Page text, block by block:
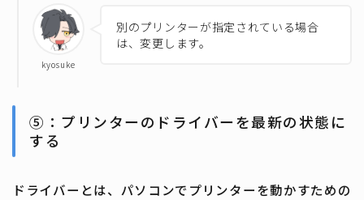
kyosuke
別のプリンターが指定されている場合
は、変更します。
⑤：プリンターのドライバーを最新の状態に
する
ドライバーとは、パソコンでプリンターを動かすための